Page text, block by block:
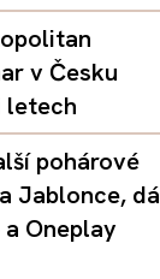
v Česku
letech
pohárové
Jablonce, dá
Oneplay